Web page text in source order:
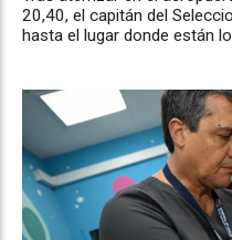
20,40, el capitán del
hasta el lugar donde están